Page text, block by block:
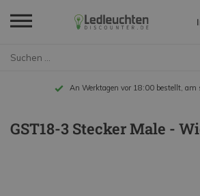
An Werktagen vor 18:00 bestellt, am
GST18-3 Stecker Male -